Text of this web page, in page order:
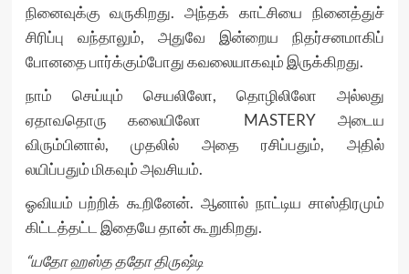
நினைவுக்கு வருகிறது. அந்தக் காட்சியை நினைத்துச்
சிரிப்பு வந்தாலும், அதுவே இன்றைய நிதர்சனமாகிப்
போனதை பார்க்கும்போது கவலையாகவும் இருக்கிறது.
நாம் செய்யும் செயலிலோ, தொழிலிலோ அல்லது
ஏதாவதொரு கலையிலோ MASTERY அடைய
விரும்பினால், முதலில் அதை ரசிப்பதும், அதில்
லயிப்பதும் மிகவும் அவசியம்.
ஓவியம் பற்றிக் கூறினேன். ஆனால் நாட்டிய சாஸ்திரமும்
கிட்டத்தட்ட இதையே தான் கூறுகிறது.
“யதோ ஹஸ்த ததோ திருஷ்டி